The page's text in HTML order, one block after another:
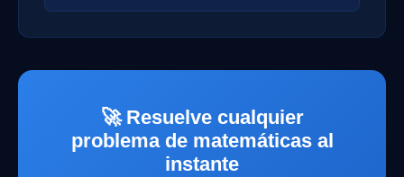
🚀 Resuelve cualquier
problema de matemáticas al
instante